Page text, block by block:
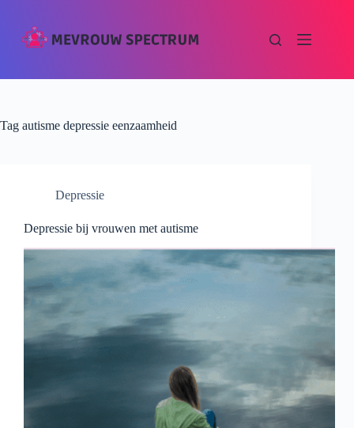
Tag autisme depressie eenzaamheid
Depressie
Depressie bij vrouwen met autisme